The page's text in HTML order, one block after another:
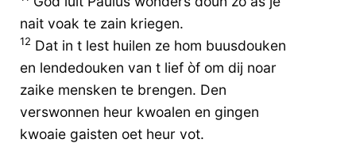
nait voak te zain kriegen.
12 Dat in t lest huilen ze hom buusdouken
en lendedouken van t lief òf om dij noar
zaike mensken te brengen. Den
verswonnen heur kwoalen en gingen
kwoaie gaisten oet heur vot.